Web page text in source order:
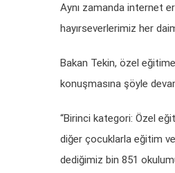
Aynı zamanda internet
hayırseverlerimiz her
Bakan Tekin, özel
konuşmasına şöyle
“Birinci kategori: Özel
diğer çocuklarla eğitim
dediğimiz bin 851